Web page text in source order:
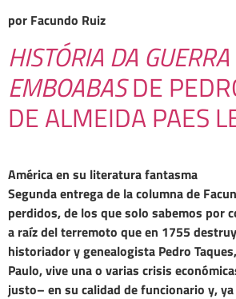
por Facundo Ruiz
HISTÓRIA DA
EMBOABASDE
DE ALMEIDA PAES
América en su literatura fantasma
Segunda entrega de la columna de
perdidos, de los que solo sabemos por
a raíz del terremoto que en 1755
historiador y genealogista Pedro
Paulo, vive una o varias crisis
justo– en su calidad de funcionario y,